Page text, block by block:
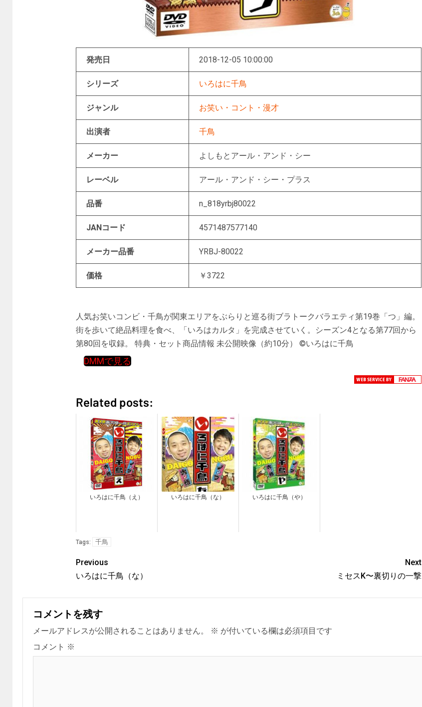
発売日 2018-12-05 10:00:00
シリーズ いろはに千鳥
ジャンル お笑い・コント・漫才
出演者 千鳥
メーカー よしもとアール・アンド・シー
レーベル アール・アンド・シー・プラス
品番 n_818yrbj80022
JANコード 4571487577140
メーカー品番 YRBJ-80022
価格 ￥3722
人気お笑いコンビ・千鳥が関東エリアをぶらりと巡る街ブラトークバラエティ第19巻「つ」編。
街を歩いて絶品料理を食べ、「いろはカルタ」を完成させていく。シーズン4となる第77回から
第80回を収録。 特典・セット商品情報 未公開映像（約10分） ©いろはに千鳥
DMMで見る
Related posts:
いろはに千鳥（え） いろはに千鳥（な） いろはに千鳥（や）
Tags: 千鳥
Previous
いろはに千鳥（な）
Next
ミセスK〜裏切りの一撃
コメントを残す
メールアドレスが公開されることはありません。 ※ が付いている欄は必須項目です
コメント ※